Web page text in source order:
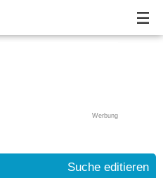
Werbung
Suche editieren